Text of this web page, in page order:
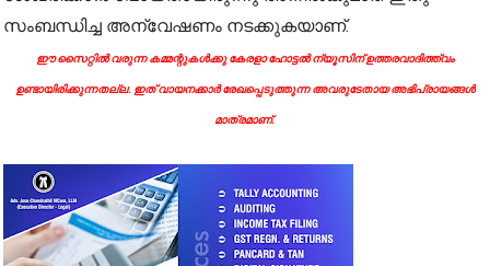
സംബന്ധിച്ച അന്വേഷണം നടക്കുകയാണ്.
ഈ സൈറ്റിൽ വരുന്ന കമ്മന്റുകൾക്കു കേരളാ ഹോട്ടൽ ന്യൂസിന് ഉത്തരവാദിത്ത്വം
ഉണ്ടായിരിക്കുന്നതല്ല. ഇത് വായനക്കാർ രേഖപ്പെടുത്തുന്ന അവരുടേതായ അഭിപ്രായങ്ങൾ
മാത്രമാണ്.